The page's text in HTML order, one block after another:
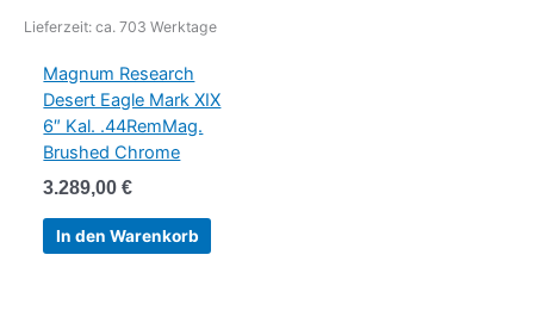
Lieferzeit: ca. 703 Werktage
Magnum Research
Desert Eagle Mark XIX
6″ Kal. .44RemMag.
Brushed Chrome
3.289,00€
In den Warenkorb